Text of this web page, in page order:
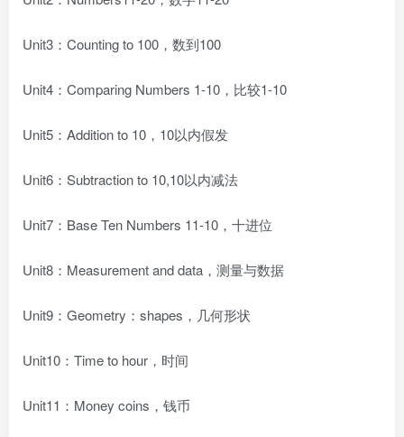
Unit3：Counting to 100，数到100
Unit4：Comparing Numbers 1-10，比较1-10
Unit5：Addition to 10，10以内假发
Unit6：Subtraction to 10,10以内减法
Unit7：Base Ten Numbers 11-10，十进位
Unit8：Measurement and data，测量与数据
Unit9：Geometry：shapes，几何形状
Unit10：Time to hour，时间
Unit11：Money coins，钱币